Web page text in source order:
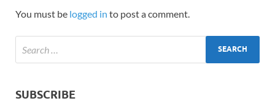
You must be logged in to post a comment.
SUBSCRIBE